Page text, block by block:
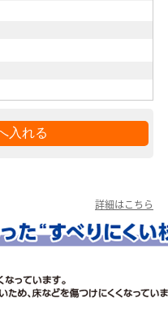
詳細はこちら